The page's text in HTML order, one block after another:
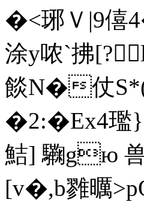
�<琊Ｖ|9僖
涂y哝`拂[
餤N�仗
�2:�Ex4璼
鮚] 驧gю
[v�,b雡曞